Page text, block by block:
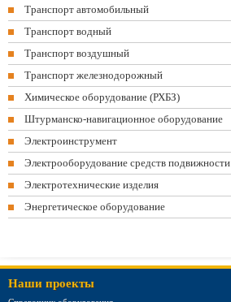
Транспорт автомобильный
Транспорт водный
Транспорт воздушный
Транспорт железнодорожный
Химическое оборудование (РХБЗ)
Штурманско-навигационное оборудование
Электроинструмент
Электрооборудование средств подвижности
Электротехнические изделия
Энергетическое оборудование
Наши проекты